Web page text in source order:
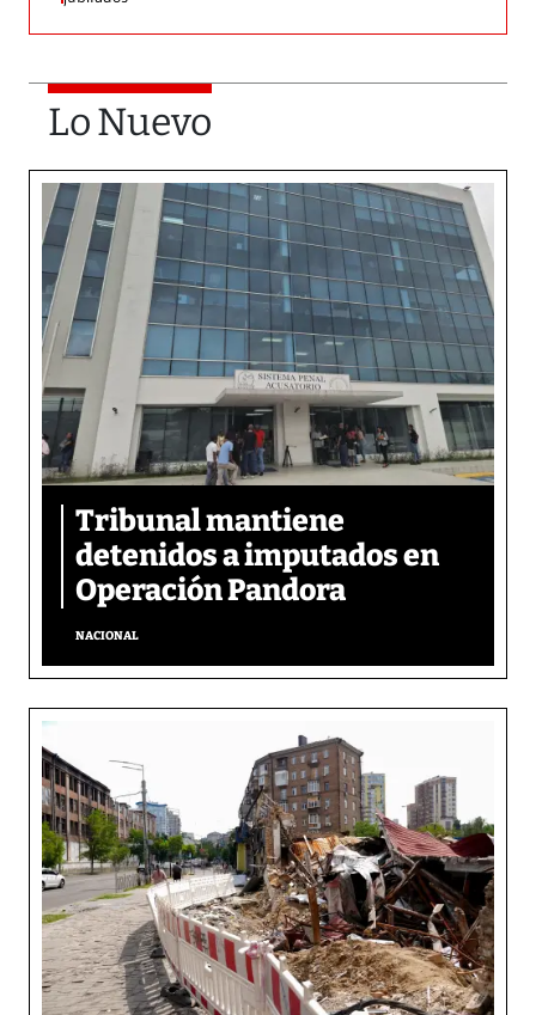
Lo Nuevo
Tribunal mantiene
detenidos a imputados en
Operación Pandora
NACIONAL